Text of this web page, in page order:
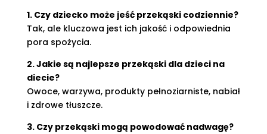
1. Czy dziecko może jeść przekąski codziennie?
Tak, ale kluczowa jest ich jakość i odpowiednia
pora spożycia.
2. Jakie są najlepsze przekąski dla dzieci na
diecie?
Owoce, warzywa, produkty pełnoziarniste, nabiał
i zdrowe tłuszcze.
3. Czy przekąski mogą powodować nadwagę?